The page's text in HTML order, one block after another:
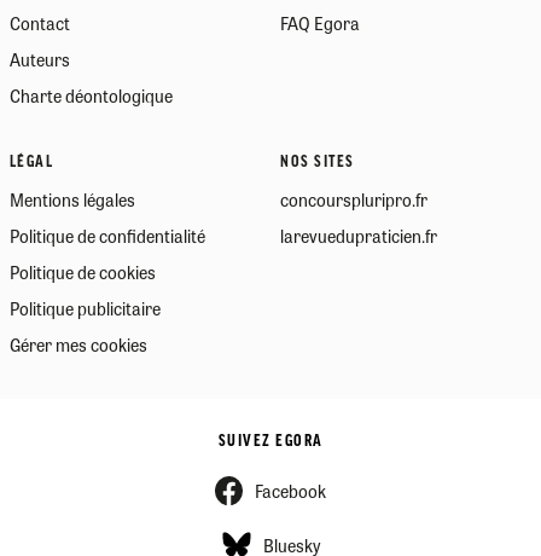
Contact
Auteurs
Charte déontologique
FAQ Egora
LÉGAL
Mentions légales
Politique de confidentialité
Politique de cookies
Politique publicitaire
Gérer mes cookies
NOS SITES
concourspluripro.fr
larevuedupraticien.fr
SUIVEZ EGORA
Facebook
Bluesky